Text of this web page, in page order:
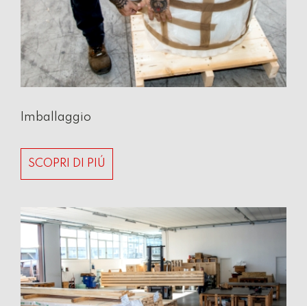
Imballaggio
SCOPRI DI PIÚ